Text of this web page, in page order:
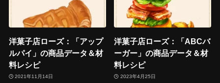
洋菓子店ローズ：「アップ
ルパイ」の商品データ＆材
料レシピ
2021年11月14日
洋菓子店ローズ：「ABCバ
ーガー」の商品データ＆材
料レシピ
2023年4月25日